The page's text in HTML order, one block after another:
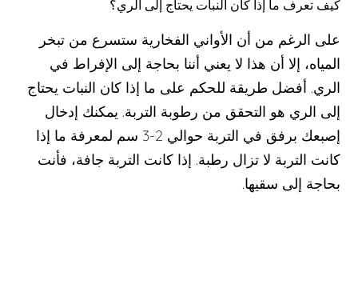
كيف تعرف ما إذا كان النبات يحتاج إلى الري؟
على الرغم من أن الأواني الفخارية ستسرع من تبخر
المياه، إلا أن هذا لا يعني أننا بحاجة إلى الإفراط في
الري. أفضل طريقة للحكم على ما إذا كان النبات يحتاج
إلى الري هو التحقق من رطوبة التربة. يمكنك إدخال
إصبعك برفق في التربة حوالي 2-3 سم لمعرفة ما إذا
كانت التربة لا تزال رطبة. إذا كانت التربة جافة، فأنت
بحاجة إلى سقيها.